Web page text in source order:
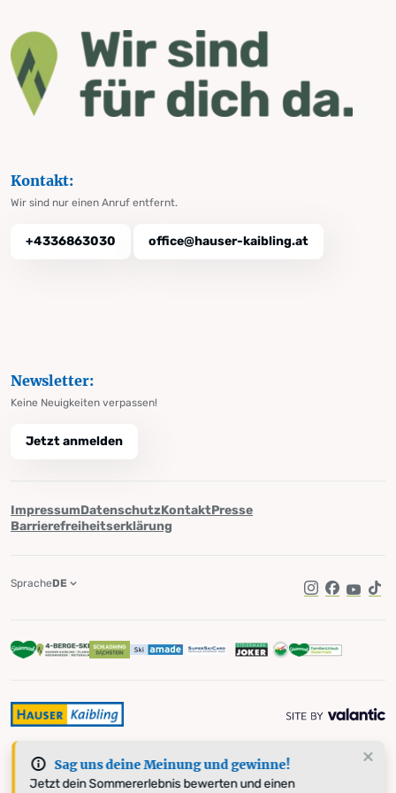
Sag uns deine Meinung und gewinne!
Jetzt dein Sommererlebnis bewerten und einen
Kontakt:
Wir sind nur einen Anruf entfernt.
+4336863030 office@hauser-kaibling.at
Newsletter:
Keine Neuigkeiten verpassen!
Jetzt anmelden
ImpressumDatenschutzKontaktPresse
Barrierefreiheitserklärung
Instagram
Facebook
SpracheDE